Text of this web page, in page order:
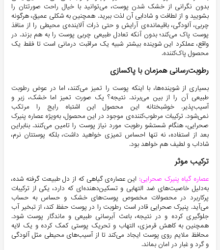
بدون نگرانی از خشک شدن پوست، می‌توانید با خیال راحت صورتتان را
بشویید و از لطافت و شادابی آن لذت ببرید. همچنین به شکلی عمیق، هرگونه
چربی، آلودگی، باقیمانده‌ی آرایش و حتی ذرات آلاینده‌ی محیطی را از منافذ
پوست پاک می‌کند؛ بدون آنکه تعادل طبیعی چربی پوست را به هم بزند. در
واقع، عملکرد این شوینده بیشتر شبیه یک مراقبت درمانی است تا فقط یک
محصول پاک‌کننده.
رطوبت‌رسانی همزمان با پاکسازی
بسیاری از شوینده‌ها، با اینکه پوست را تمیز می‌کنند، اما در عوض رطوبت
طبیعی آن را از بین می‌برند. نتیجه؟ یک صورت تمیز اما خشک، زبر و
آسیب‌پذیر. خوشبختانه این محصول این اشتباه رایج را مرتکب
نمی‌شود. ترکیبات مرطوب‌کننده‌ی موجود در این محصول، به‌ویژه عصاره پنیرک
صحرایی، هنگام شستشو رطوبت مورد نیاز پوست را تامین می‌کنند. بنابراین
بعد از استفاده، نه تنها احساس تمیزی خواهید داشت، بلکه پوستتان نرم،
شاداب و لطیف هم خواهد بود.
ترکیب موثر
عصاره گیاه پنیرک صحرایی: این عصاره‌ی گیاهی که از دل طبیعت گرفته شده،
به‌دلیل خاصیت‌های ضد التهابی و تسکین‌دهنده‌ای که دارد، یکی از ترکیبات
پرکاربرد در محصولات مخصوص پوست‌های خشک و حساس به حساب
می‌آید. پنیرک صحرایی قادر است رطوبت را در پوست حفظ کند، از تبخیر آب
جلوگیری کرده و در نتیجه، باعث آبرسانی طبیعی و ماندگار پوست شود.
همچنین به کاهش قرمزی، التهاب و تحریک پوستی کمک کرده و یک لایه
محافظ ملایم روی پوست ایجاد می‌کند تا از آسیب‌های محیطی مثل آلودگی
و گرد و غبار در امان بماند.